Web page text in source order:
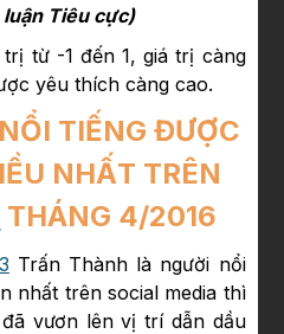
Tiêu cực)
từ -1 đến 1, giá trị càng
yêu thích càng cao.
TIẾNG ĐƯỢC
NHẤT TRÊN
THÁNG 4/2016
Trấn Thành là người nổi
nhất trên social media thì
vươn lên vị trí dẫn dầu